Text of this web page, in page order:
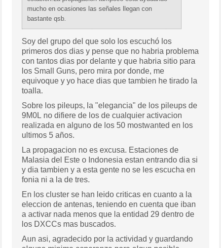
mucho en ocasiones las señales llegan con
bastante qsb.
Soy del grupo del que solo los escuchó los
primeros dos dias y pense que no habria problema
con tantos dias por delante y que habria sitio para
los Small Guns, pero mira por donde, me
equivoque y yo hace dias que tambien he tirado la
toalla.
Sobre los pileups, la "elegancia" de los pileups de
9M0L no difiere de los de cualquier activacion
realizada en alguno de los 50 mostwanted en los
ultimos 5 años.
La propagacion no es excusa. Estaciones de
Malasia del Este o Indonesia estan entrando dia si
y dia tambien y a esta gente no se les escucha en
fonia ni a la de tres.
En los cluster se han leido criticas en cuanto a la
eleccion de antenas, teniendo en cuenta que iban
a activar nada menos que la entidad 29 dentro de
los DXCCs mas buscados.
Aun asi, agradecido por la actividad y guardando